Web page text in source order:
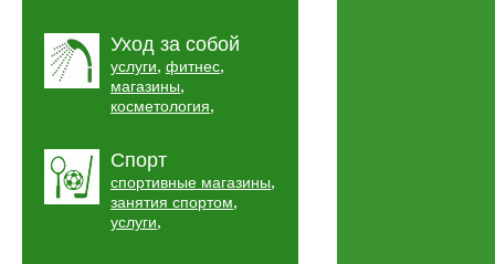
Уход за собой
услуги, фитнес,
магазины,
косметология,
Спорт
спортивные магазины,
занятия спортом,
услуги,